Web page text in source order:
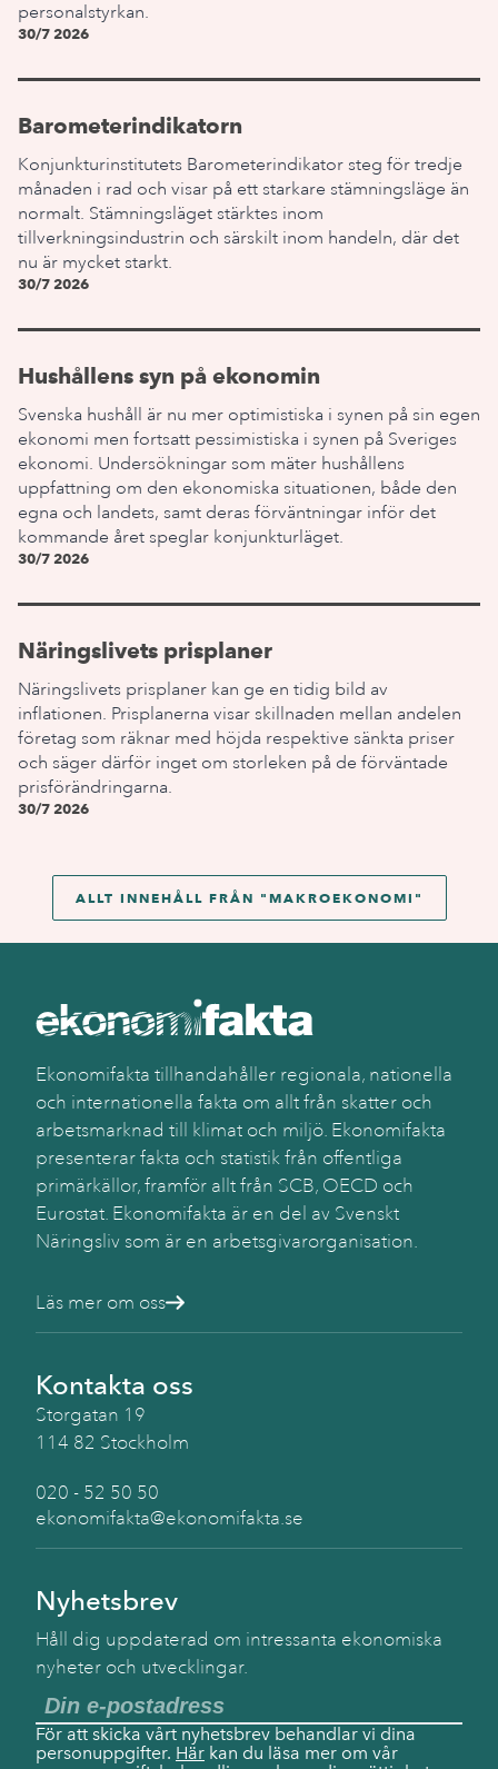
personalstyrkan.
30/7 2026
Barometerindikatorn
Konjunkturinstitutets Barometerindikator steg för tredje
månaden i rad och visar på ett starkare stämningsläge än
normalt. Stämningsläget stärktes inom
tillverkningsindustrin och särskilt inom handeln, där det
nu är mycket starkt.
30/7 2026
Hushållens syn på ekonomin
Svenska hushåll är nu mer optimistiska i synen på sin egen
ekonomi men fortsatt pessimistiska i synen på Sveriges
ekonomi. Undersökningar som mäter hushållens
uppfattning om den ekonomiska situationen, både den
egna och landets, samt deras förväntningar inför det
kommande året speglar konjunkturläget.
30/7 2026
Näringslivets prisplaner
Näringslivets prisplaner kan ge en tidig bild av
inflationen. Prisplanerna visar skillnaden mellan andelen
företag som räknar med höjda respektive sänkta priser
och säger därför inget om storleken på de förväntade
prisförändringarna.
30/7 2026
ALLT INNEHÅLL FRÅN " MAKROEKONOMI "
Ekonomifakta tillhandahåller regionala, nationella
och internationella fakta om allt från skatter och
arbetsmarknad till klimat och miljö. Ekonomifakta
presenterar fakta och statistik från offentliga
primärkällor, framför allt från SCB, OECD och
Eurostat. Ekonomifakta är en del av Svenskt
Näringsliv som är en arbetsgivarorganisation.
Läs mer om oss
Kontakta oss
Storgatan 19
114 82 Stockholm
020 - 52 50 50
ekonomifakta@ekonomifakta.se
Nyhetsbrev
Håll dig uppdaterad om intressanta ekonomiska
nyheter och utvecklingar.
För att skicka vårt nyhetsbrev behandlar vi dina
personuppgifter. Här kan du läsa mer om vår